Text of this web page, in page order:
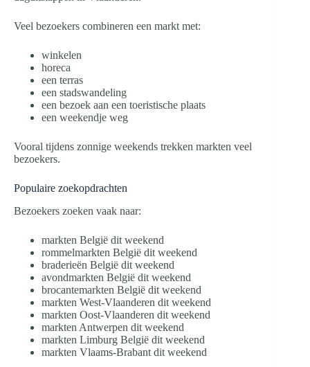
Veel bezoekers combineren een markt met:
winkelen
horeca
een terras
een stadswandeling
een bezoek aan een toeristische plaats
een weekendje weg
Vooral tijdens zonnige weekends trekken markten veel
bezoekers.
Populaire zoekopdrachten
Bezoekers zoeken vaak naar:
markten België dit weekend
rommelmarkten België dit weekend
braderieën België dit weekend
avondmarkten België dit weekend
brocantemarkten België dit weekend
markten West-Vlaanderen dit weekend
markten Oost-Vlaanderen dit weekend
markten Antwerpen dit weekend
markten Limburg België dit weekend
markten Vlaams-Brabant dit weekend